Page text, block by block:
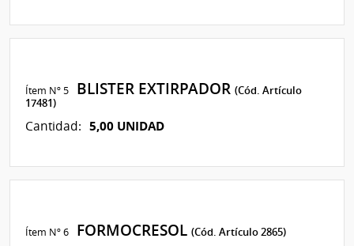
Ítem Nº 5 BLISTER EXTIRPADOR(Cód. Artículo
17481)
Cantidad: 5,00 UNIDAD
Ítem Nº 6 FORMOCRESOL(Cód. Artículo 2865)